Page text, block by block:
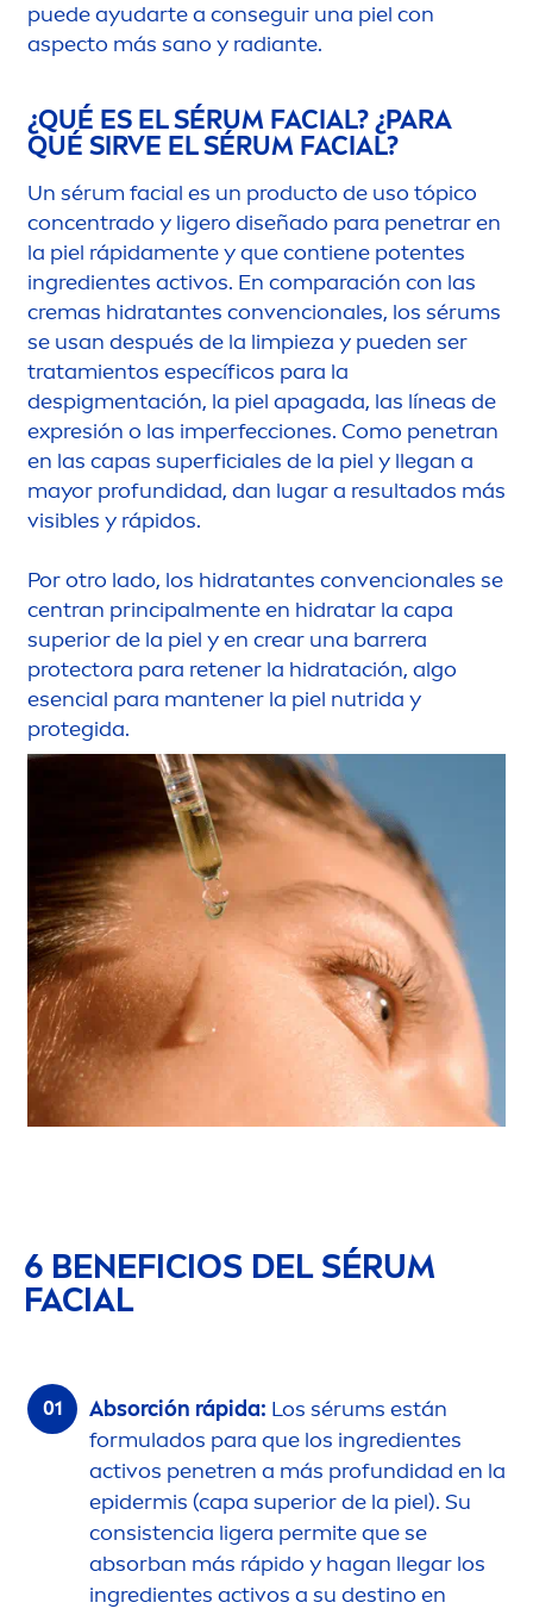
puede ayudarte a conseguir una piel con
aspecto más sano y radiante.
¿QUÉ ES EL SÉRUM FACIAL? ¿PARA
QUÉ SIRVE EL SÉRUM FACIAL?
Un sérum facial es un producto de uso tópico
concentrado y ligero diseñado para penetrar en
la piel rápidamente y que contiene potentes
ingredientes activos. En comparación con las
cremas hidratantes convencionales, los sérums
se usan después de la limpieza y pueden ser
tratamientos específicos para la
despigmentación, la piel apagada, las líneas de
expresión o las imperfecciones. Como penetran
en las capas superficiales de la piel y llegan a
mayor profundidad, dan lugar a resultados más
visibles y rápidos.
Por otro lado, los hidratantes convencionales se
centran principalmente en hidratar la capa
superior de la piel y en crear una barrera
protectora para retener la hidratación, algo
esencial para mantener la piel nutrida y
protegida.
6 BENEFICIOS DEL SÉRUM
FACIAL
Absorción rápida: Los sérums están
formulados para que los ingredientes
activos penetren a más profundidad en la
epidermis (capa superior de la piel). Su
consistencia ligera permite que se
absorban más rápido y hagan llegar los
ingredientes activos a su destino en